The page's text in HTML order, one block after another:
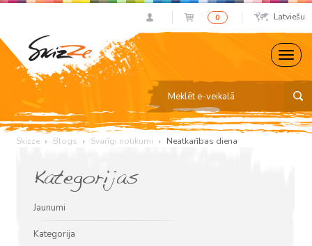
0 Latviešu
Skizze Blogs Svarīgi notikumi Neatkarības diena
Kategorijas
Jaunumi
Kategorija